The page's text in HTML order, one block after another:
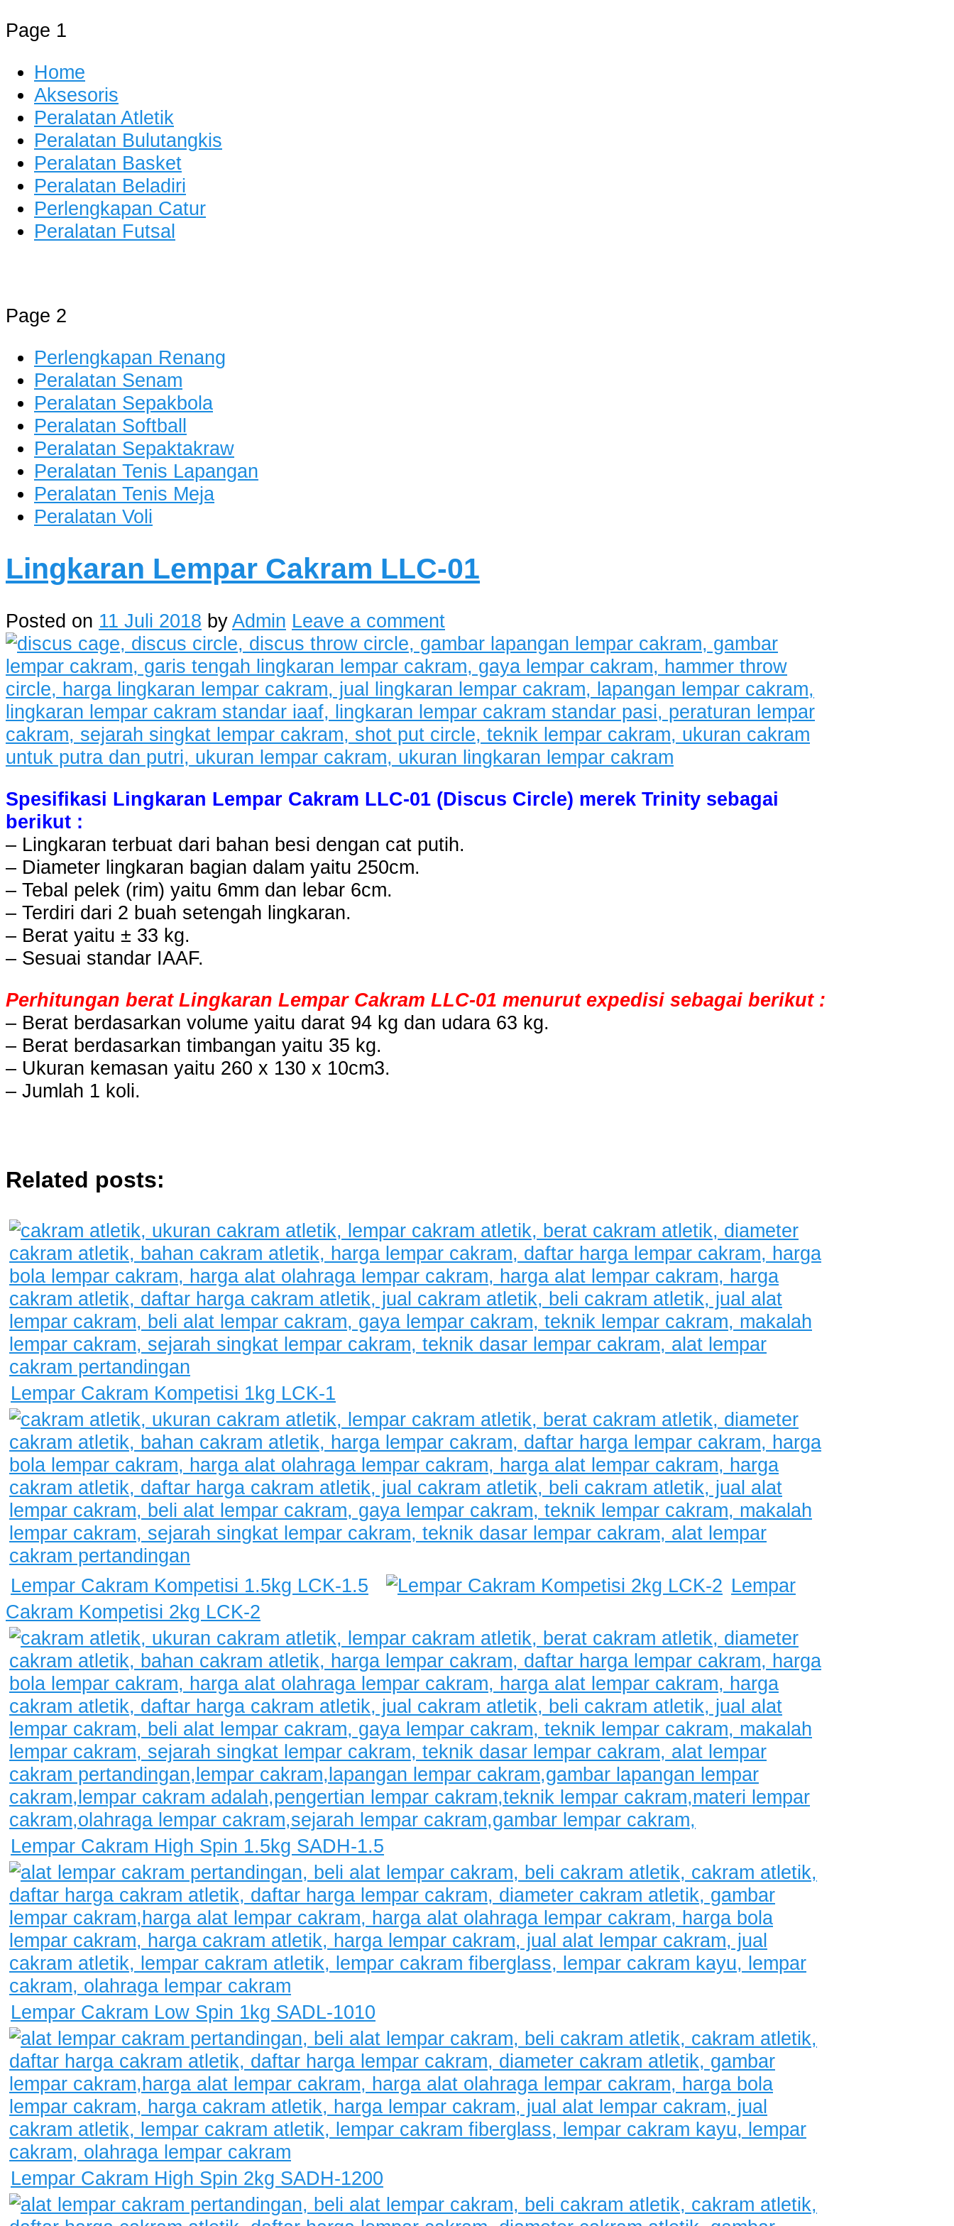
Page 1
Home
Aksesoris
Peralatan Atletik
Peralatan Bulutangkis
Peralatan Basket
Peralatan Beladiri
Perlengkapan Catur
Peralatan Futsal
Distributor Alat Olahraga
Jual Alat Olahraga Murah, Lengkap dan Berkualitas
Page 2
Perlengkapan Renang
Peralatan Senam
Peralatan Sepakbola
Peralatan Softball
Peralatan Sepaktakraw
Peralatan Tenis Lapangan
Peralatan Tenis Meja
Peralatan Voli
Lingkaran Lempar Cakram LLC-01
Posted on 11 Juli 2018 byAdmin Leave a comment
Spesifikasi Lingkaran Lempar Cakram LLC-01 (Discus Circle) merek Trinity sebagai
berikut :
– Lingkaran terbuat dari bahan besi dengan cat putih.
– Diameter lingkaran bagian dalam yaitu 250cm.
– Tebal pelek (rim) yaitu 6mm dan lebar 6cm.
– Terdiri dari 2 buah setengah lingkaran.
– Berat yaitu ± 33 kg.
– Sesuai standar IAAF.
Perhitungan berat Lingkaran Lempar Cakram LLC-01 menurut expedisi sebagai berikut :
– Berat berdasarkan volume yaitu darat 94 kg dan udara 63 kg.
– Berat berdasarkan timbangan yaitu 35 kg.
– Ukuran kemasan yaitu 260 x 130 x 10cm3.
– Jumlah 1 koli.
Related posts:
Lempar Cakram Kompetisi 1kg LCK-1
Lempar Cakram Kompetisi 1.5kg LCK-1.5
Lempar
Cakram Kompetisi 2kg LCK-2
Lempar Cakram High Spin 1.5kg SADH-1.5
Lempar Cakram Low Spin 1kg SADL-1010
Lempar Cakram High Spin 2kg SADH-1200